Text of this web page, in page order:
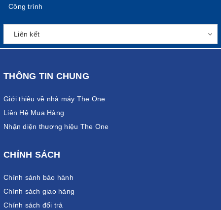
Công trình
THÔNG TIN CHUNG
Giới thiệu về nhà máy The One
Liên Hệ Mua Hàng
Nhận diện thương hiệu The One
CHÍNH SÁCH
Chính sánh bảo hành
Chính sách giao hàng
Chính sách đổi trả